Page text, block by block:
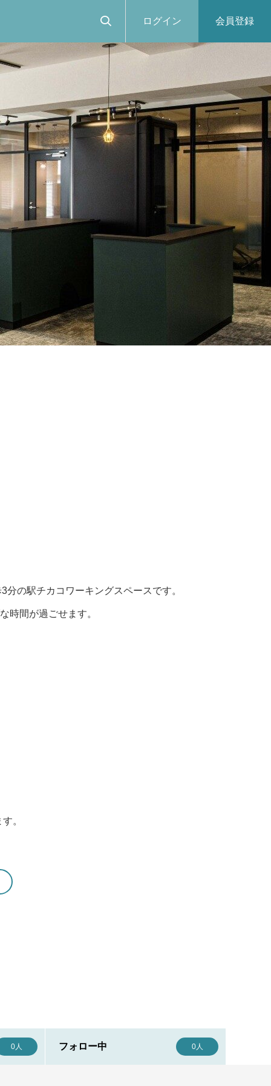
ログイン 会員登録
の駅チカコワーキングスペースです。
時間が過ごせます。
。
0人 フォロー中 0人